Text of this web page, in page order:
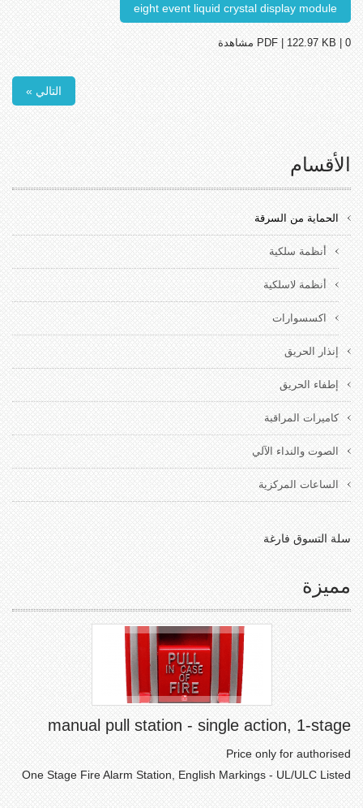
eight event liquid crystal display module
PDF | 122.97 KB | 0 مشاهدة
التالي »
الأقسام
الحماية من السرقة
أنظمة سلكية
أنظمة لاسلكية
اكسسوارات
إنذار الحريق
إطفاء الحريق
كاميرات المراقبة
الصوت والنداء الآلي
الساعات المركزية
سلة التسوق فارغة
مميزة
manual pull station - single action, 1-stage
Price only for authorised
One Stage Fire Alarm Station, English Markings - UL/ULC Listed